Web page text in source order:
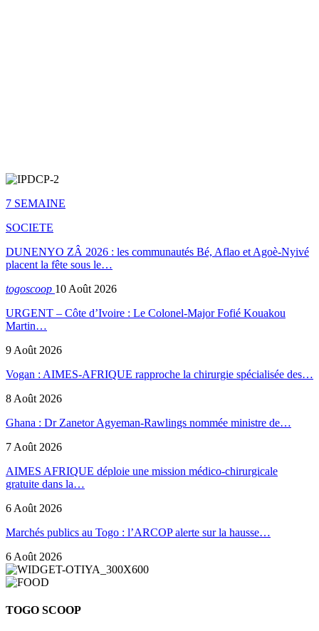
7 SEMAINE
SOCIETE
DUNENYO ZÂ 2026 : les communautés Bé, Aflao et Agoè-Nyivé
placent la fête sous le…
togoscoop 10 Août 2026
URGENT – Côte d’Ivoire : Le Colonel-Major Fofié Kouakou
Martin…
9 Août 2026
Vogan : AIMES-AFRIQUE rapproche la chirurgie spécialisée des…
8 Août 2026
Ghana : Dr Zanetor Agyeman-Rawlings nommée ministre de…
7 Août 2026
AIMES AFRIQUE déploie une mission médico-chirurgicale
gratuite dans la…
6 Août 2026
Marchés publics au Togo : l’ARCOP alerte sur la hausse…
6 Août 2026
TOGO SCOOP